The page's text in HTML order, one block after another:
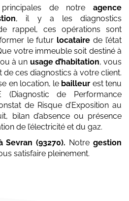
de notre agence
, il y a les diagnostics
rappel, ces opérations sont
le futur locataire de l’état
votre immeuble soit destiné à
à un usage d’habitation, vous
ces diagnostics à votre client.
en location, le bailleur est tenu
de Performance
de Risque d’Exposition au
bilan d’absence ou présence
de l’électricité et du gaz.
Sevran (93270). Notregestion
satisfaire pleinement.